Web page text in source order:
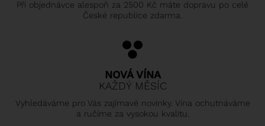
Při objednávce alespoň za 2500 Kč máte dopravu po celé
České republice zdarma.
NOVÁ VÍNA
KAŽDÝ MĚSÍC
Vyhledáváme pro Vás zajímavé novinky. Vína ochutnáváme
a ručíme za vysokou kvalitu.